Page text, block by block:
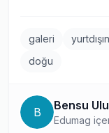
galeri
doğu
B Bensu
Edumag